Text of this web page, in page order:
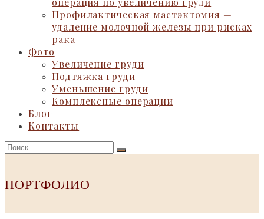
Профилактическая мастэктомия —
удаление молочной железы при рисках
рака
Фото
Увеличение груди
Подтяжка груди
Уменьшение груди
Комплексные операции
Блог
Контакты
ПОРТФОЛИО